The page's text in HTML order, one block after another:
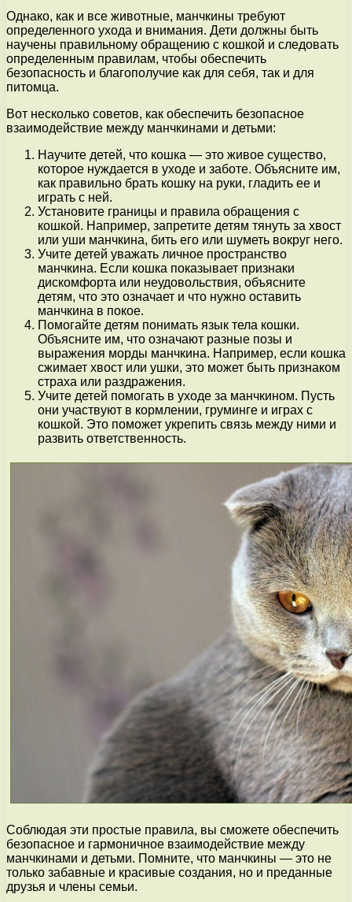
Однако, как и все животные, манчкины требуют
определенного ухода и внимания. Дети должны быть
научены правильному обращению с кошкой и следовать
определенным правилам, чтобы обеспечить
безопасность и благополучие как для себя, так и для
питомца.
Вот несколько советов, как обеспечить безопасное
взаимодействие между манчкинами и детьми:
Научите детей, что кошка — это живое существо,
которое нуждается в уходе и заботе. Объясните им,
как правильно брать кошку на руки, гладить ее и
играть с ней.
Установите границы и правила обращения с
кошкой. Например, запретите детям тянуть за хвост
или уши манчкина, бить его или шуметь вокруг него.
Учите детей уважать личное пространство
манчкина. Если кошка показывает признаки
дискомфорта или неудовольствия, объясните
детям, что это означает и что нужно оставить
манчкина в покое.
Помогайте детям понимать язык тела кошки.
Объясните им, что означают разные позы и
выражения морды манчкина. Например, если кошка
сжимает хвост или ушки, это может быть признаком
страха или раздражения.
Учите детей помогать в уходе за манчкином. Пусть
они участвуют в кормлении, груминге и играх с
кошкой. Это поможет укрепить связь между ними и
развить ответственность.
Соблюдая эти простые правила, вы сможете обеспечить
безопасное и гармоничное взаимодействие между
манчкинами и детьми. Помните, что манчкины — это не
только забавные и красивые создания, но и преданные
друзья и члены семьи.